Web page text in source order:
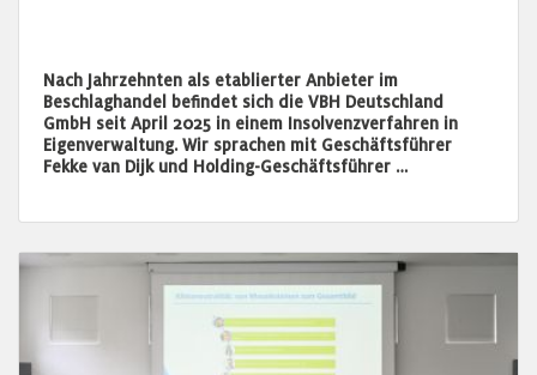
Nach Jahrzehnten als etablierter Anbieter im
Beschlaghandel befindet sich die VBH Deutschland
GmbH seit April 2025 in einem Insolvenzverfahren in
Eigenverwaltung. Wir sprachen mit Geschäftsführer
Fekke van Dijk und Holding-Geschäftsführer …